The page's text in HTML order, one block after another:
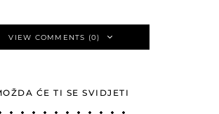
VIEW COMMENTS (0)
ĆE TI SE SVIDJETI